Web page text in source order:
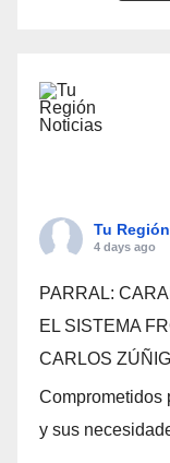
Tu
4 days ago
PARRAL:
EL SISTEMA
CARLOS
Comprometidos
y sus